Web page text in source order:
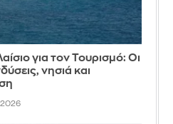
για τον Τουρισμό: Οι
νησιά και